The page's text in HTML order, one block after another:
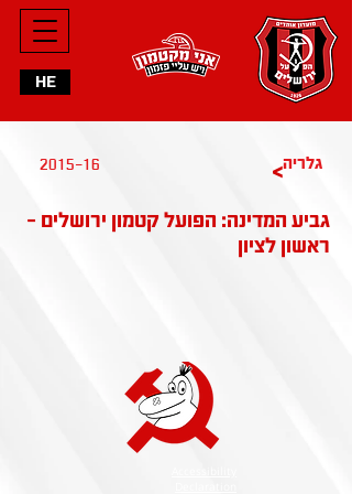
HE
2015-16 >גלריה
גביע המדינה: הפועל קטמון ירושלים -
ראשון לציון